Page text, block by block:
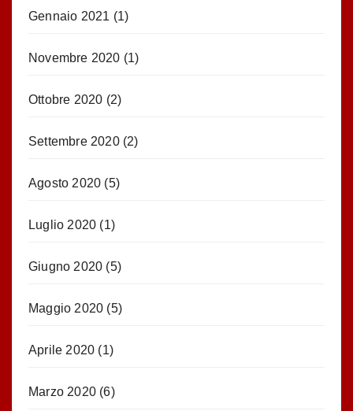
Gennaio 2021 (1)
Novembre 2020 (1)
Ottobre 2020 (2)
Settembre 2020(2)
Agosto 2020 (5)
Luglio 2020 (1)
Giugno 2020 (5)
Maggio 2020 (5)
Aprile 2020 (1)
Marzo 2020 (6)